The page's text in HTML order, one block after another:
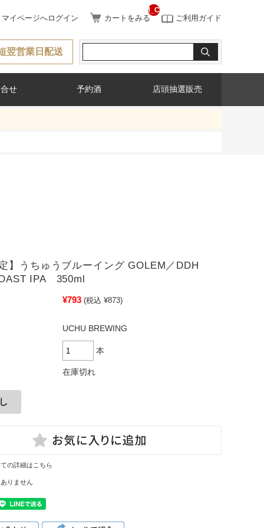
マイページへログイン カートをみる
__ITM_CNT__
ご利用ガイド
翌営業日配送
せ 予約酒 店頭抽選販売
】うちゅうブルーイング GOLEM／DDH
IPA 350ml
¥793 (税込 ¥873)
UCHU BREWING
本
在庫切れ
の詳細はこちら
りません